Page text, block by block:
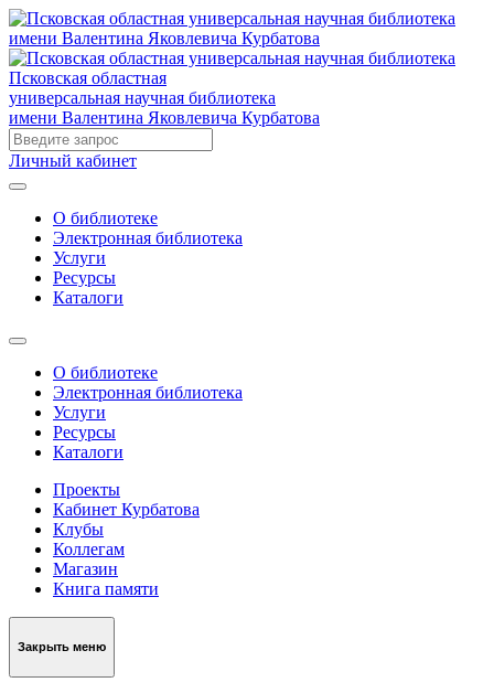
Псковская областная
универсальная научная библиотека
имени Валентина Яковлевича Курбатова
Личный кабинет
О библиотеке
Электронная библиотека
Услуги
Ресурсы
Каталоги
О библиотеке
Электронная библиотека
Услуги
Ресурсы
Каталоги
Проекты
Кабинет Курбатова
Клубы
Коллегам
Магазин
Книга памяти
Закрыть меню